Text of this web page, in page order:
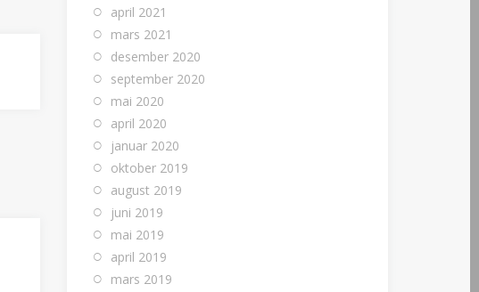
april 2021
mars 2021
desember 2020
september 2020
mai 2020
april 2020
januar 2020
oktober 2019
august 2019
juni 2019
mai 2019
april 2019
mars 2019